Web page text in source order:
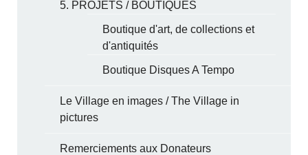
5. PROJETS / BOUTIQUES
Boutique d'art, de collections et
d'antiquités
Boutique Disques A Tempo
Le Village en images / The Village in
pictures
Remerciements aux Donateurs